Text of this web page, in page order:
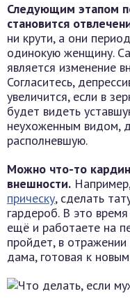
Следующим этапом
становится
ни крути, а они
одинокую женщину.
является изменение
Согласитесь,
увеличится, если в
будет видеть
неухоженным видом,
располневшую.
Можно что-то
внешности.
прическу, сделать
гардероб. В это
ещё и работаете на
пройдет, в
дама, готовая к